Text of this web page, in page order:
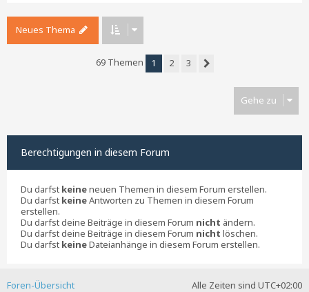
Neues Thema
69 Themen 1 2
3
Gehe zu
Berechtigungen in diesem Forum
Du darfst keineneuen Themen in diesem Forum erstellen.
Du darfst keineAntworten zu Themen in diesem Forum
erstellen.
Du darfst deine Beiträge in diesem Forum nicht ändern.
Du darfst deine Beiträge in diesem Forum nicht löschen.
Du darfst keineDateianhänge in diesem Forum erstellen.
Alle Zeiten sind UTC+02:00
Foren-Übersicht